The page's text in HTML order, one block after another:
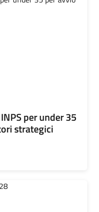
per under 35
strategici